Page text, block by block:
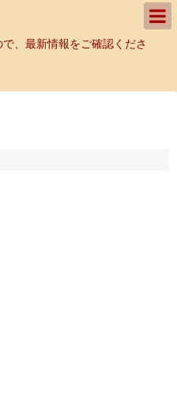
、最新情報をご確認くださ